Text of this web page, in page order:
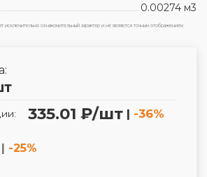
0.00274 м3
исключительно ознакомительный характер и не являются точным отображением
335.01 ₽/шт | -36%
| -25%